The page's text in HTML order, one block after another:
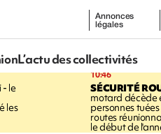
Annonces
légales
L’actu des collectivités
- le
les
10:46
SÉCURITÉ
motard décède
personnes tuées
routes
le début de